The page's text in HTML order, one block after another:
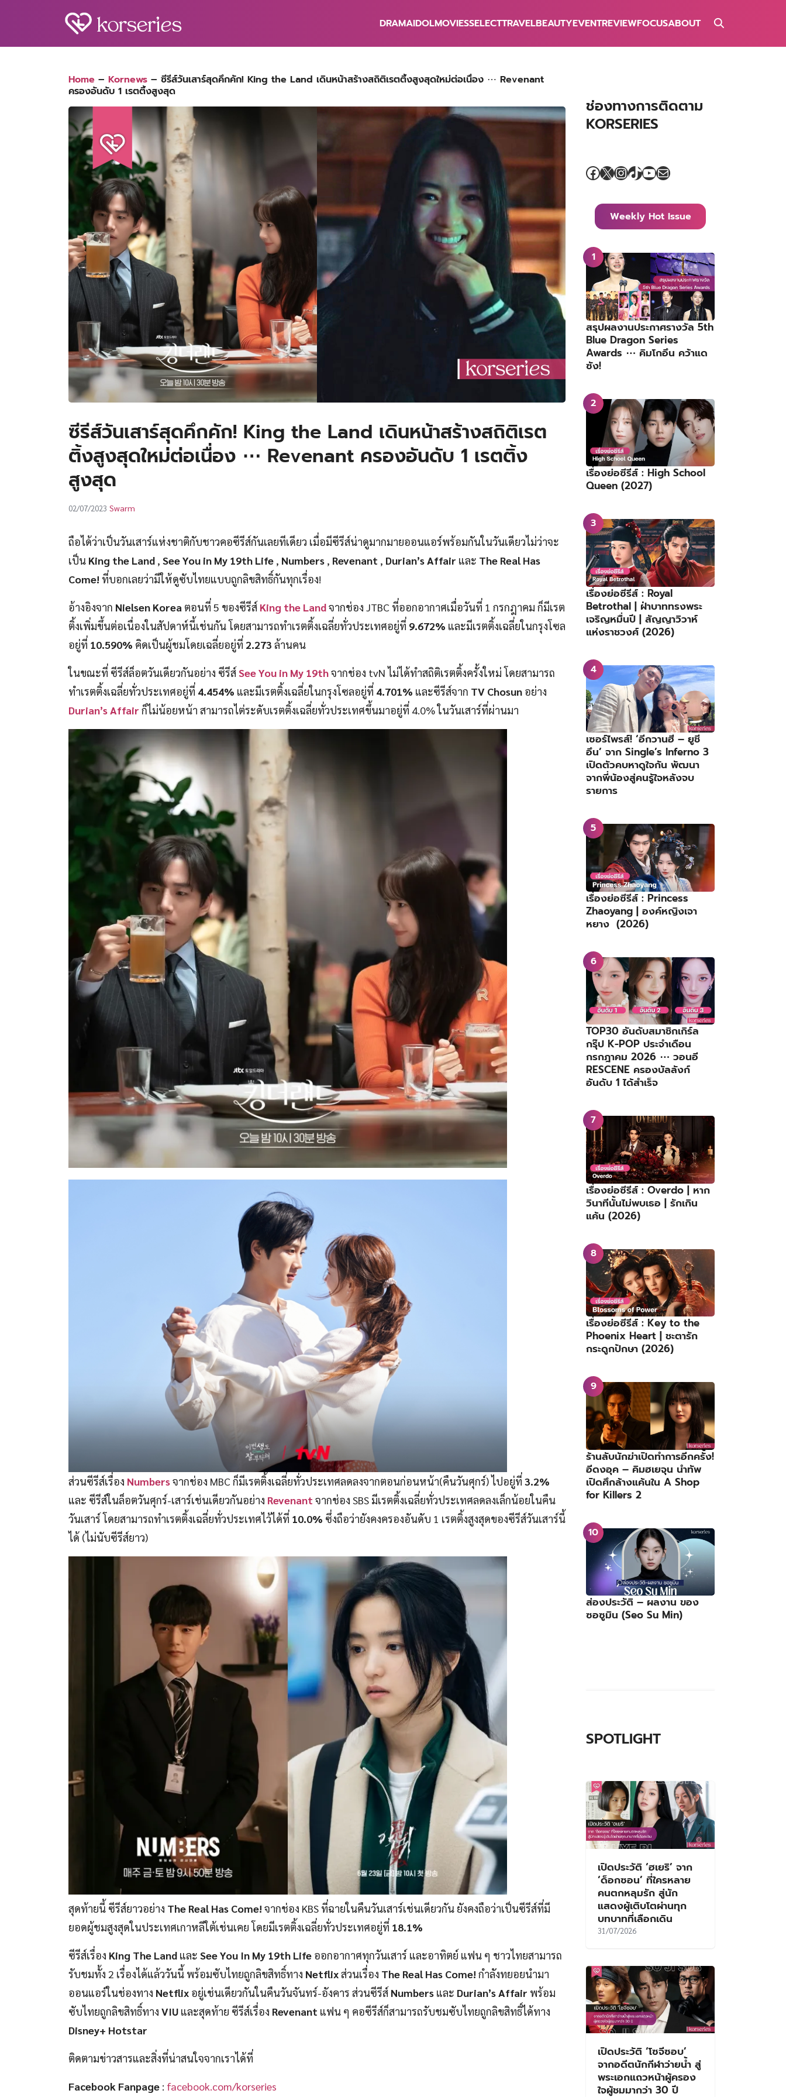
DRAMAIDOLMOVIESSELECTTRAVELBEAUTYEVENTREVIEWFOCUSABOUT
Home – Kornews – ซีรีส์วันเสาร์สุดคึกคัก! King the Land เดินหน้าสร้างสถิติเรตติ้งสูงสุดใหม่ต่อเนื่อง ⋯ Revenant
ครองอันดับ 1 เรตติ้งสูงสุด
ซีรีส์วันเสาร์สุดคึกคัก! King the Land เดินหน้าสร้างสถิติเรต
ติ้งสูงสุดใหม่ต่อเนื่อง ⋯ Revenant ครองอันดับ 1 เรตติ้ง
สูงสุด
02/07/2023 Swarm
ถือได้ว่าเป็นวันเสาร์แห่งชาติกับชาวคอซีรีส์กันเลยทีเดียว เมื่อมีซีรีส์น่าดูมากมายออนแอร์พร้อมกันในวันเดียวไม่ว่าจะ
เป็น King the Land , See You in My 19th Life , Numbers , Revenant , Durian’s Affair และ The Real Has
Come! ที่บอกเลยว่ามีให้ดูซับไทยแบบถูกลิขสิทธิ์กันทุกเรื่อง!
อ้างอิงจาก Nielsen Korea ตอนที่ 5 ของซีรีส์ King the Landจากช่อง JTBC ที่ออกอากาศเมื่อวันที่ 1 กรกฎาคม ก็มีเรต
ติ้งเพิ่มขึ้นต่อเนื่องในสัปดาห์นี้เช่นกัน โดยสามารถทำเรตติ้งเฉลี่ยทั่วประเทศอยู่ที่ 9.672% และมีเรตติ้งเฉลี่ยในกรุงโซล
อยู่ที่ 10.590% คิดเป็นผู้ชมโดยเฉลี่ยอยู่ที่ 2.273 ล้านคน
ในขณะที่ ซีรีส์ล็อตวันเดียวกันอย่าง ซีรีส์See You in My 19thจากช่อง tvN ไม่ได้ทำสถิติเรตติ้งครั้งใหม่ โดยสามารถ
ทำเรตติ้งเฉลี่ยทั่วประเทศอยู่ที่ 4.454% และมีเรตติ้งเฉลี่ยในกรุงโซลอยู่ที่ 4.701% และซีรีส์จาก TV Chosun อย่าง
Durian’s Affair ก็ไม่น้อยหน้า สามารถไต่ระดับเรตติ้งเฉลี่ยทั่วประเทศขึ้นมาอยู่ที่ 4.0% ในวันเสาร์ที่ผ่านมา
ส่วนซีรีส์เรื่อง Numbersจากช่อง MBC ก็มีเรตติ้งเฉลี่ยทั่วประเทศลดลงจากตอนก่อนหน้า(คืนวันศุกร์) ไปอยู่ที่ 3.2%
และ ซีรีส์ในล็อตวันศุกร์-เสาร์เช่นเดียวกันอย่าง Revenant จากช่อง SBS มีเรตติ้งเฉลี่ยทั่วประเทศลดลงเล็กน้อยในคืน
วันเสาร์ โดยสามารถทำเรตติ้งเฉลี่ยทั่วประเทศไว้ได้ที่ 10.0% ซึ่งถือว่ายังคงครองอันดับ 1 เรตติ้งสูงสุดของซีรีส์วันเสาร์นี้
ได้ (ไม่นับซีรีส์ยาว)
สุดท้ายนี้ ซีรีส์ยาวอย่าง The Real Has Come! จากช่อง KBS ที่ฉายในคืนวันเสาร์เช่นเดียวกัน ยังคงถือว่าเป็นซีรีส์ที่มี
ยอดผู้ชมสูงสุดในประเทศเกาหลีใต้เช่นเคย โดยมีเรตติ้งเฉลี่ยทั่วประเทศอยู่ที่ 18.1%
ซีรีส์เรื่อง King The Land และ See You In My 19th Life ออกอากาศทุกวันเสาร์ และอาทิตย์ แฟน ๆ ชาวไทยสามารถ
รับชมทั้ง 2 เรื่องได้แล้ววันนี้ พร้อมซับไทยถูกลิขสิทธิ์ทาง Netflixส่วนเรื่อง The Real Has Come! กำลังทยอยนำมา
ออนแอร์ในช่องทาง Netflix อยู่เช่นเดียวกันในคืนวันจันทร์-อังคาร ส่วนซีรีส์ Numbers และ Durian’s Affair พร้อม
ซับไทยถูกลิขสิทธิ์ทาง VIU และสุดท้าย ซีรีส์เรื่อง Revenant แฟน ๆ คอซีรีส์ก็สามารถรับชมซับไทยถูกลิขสิทธิ์ได้ทาง
Disney+ Hotstar
ติดตามข่าวสารและสิ่งที่น่าสนใจจากเราได้ที่
Facebook Fanpage : facebook.com/korseries
ช่องทางการติดตาม
KORSERIES
Facebook
X Instagram
TikTok
YouTube
Mail
Weekly Hot Issue
สรุปผลงานประกาศรางวัล 5th
Blue Dragon Series
Awards ⋯ คิมโกอึน คว้าแด
ซัง!
เรื่องย่อซีรีส์ : High School
Queen (2027)
เรื่องย่อซีรีส์ : Royal
Betrothal | ฝ่าบาททรงพระ
เจริญหมื่นปี | สัญญาวิวาห์
แห่งราชวงศ์ (2026)
เซอร์ไพรส์! ‘อีกวานฮี – ยูชี
อึน’ จาก Single’s Inferno 3
เปิดตัวคบหาดูใจกัน พัฒนา
จากพี่น้องสู่คนรู้ใจหลังจบ
รายการ
เรื่องย่อซีรีส์ : Princess
Zhaoyang | องค์หญิงเจา
หยาง (2026)
TOP30 อันดับสมาชิกเกิร์ล
กรุ๊ป K-POP ประจำเดือน
กรกฎาคม 2026 ⋯ วอนอี
RESCENE ครองบัลลังก์
อันดับ 1 ได้สำเร็จ
เรื่องย่อซีรีส์ : Overdo | หาก
วินาทีนั้นไม่พบเธอ | รักเกิน
แค้น (2026)
เรื่องย่อซีรีส์ : Key to the
Phoenix Heart | ชะตารัก
กระดูกปักษา (2026)
ร้านลับนักฆ่าเปิดทำการอีกครั้ง!
อีดงอุค – คิมฮเยจุน นำทัพ
เปิดศึกล้างแค้นใน A Shop
for Killers 2
ส่องประวัติ – ผลงาน ของ
ซอซูมิน (Seo Su Min)
SPOTLIGHT
เปิดประวัติ ‘ฮเยริ’ จาก
‘ด็อกซอน’ ที่ใครหลาย
คนตกหลุมรัก สู่นัก
แสดงผู้เติบโตผ่านทุก
บทบาทที่เลือกเดิน
31/07/2026
เปิดประวัติ ‘โซจีซอบ’
จากอดีตนักกีฬาว่ายน้ำ สู่
พระเอกแถวหน้าผู้ครอง
ใจผู้ชมมากว่า 30 ปี